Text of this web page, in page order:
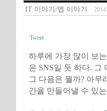
IT 이야기/앱 이야기
Tweet
하루에 가장 많이 보
은 SNS일 듯 하다. 그
그 다음은 뭘까? 아
간을 만들어낼 수 있